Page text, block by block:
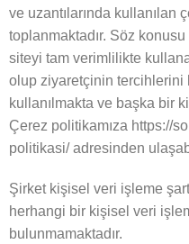
ve uzantılarında kullanılan
toplanmaktadır. Söz
siteyi tam verimlilikte
olup ziyaretçinin tercihlerini
kullanılmakta ve başka bir
Çerez politikamıza https://
politikasi/ adresinden
Şirket kişisel veri işleme
herhangi bir kişisel veri
bulunmamaktadır.